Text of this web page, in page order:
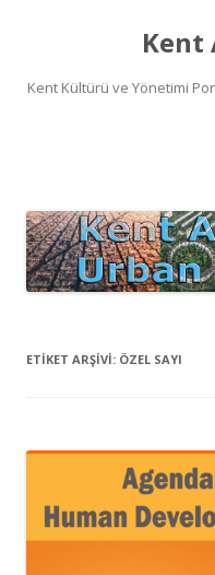
Kent
Kent Kültürü ve Yönetimi
ETIKET ARŞIVI: ÖZEL SAYI